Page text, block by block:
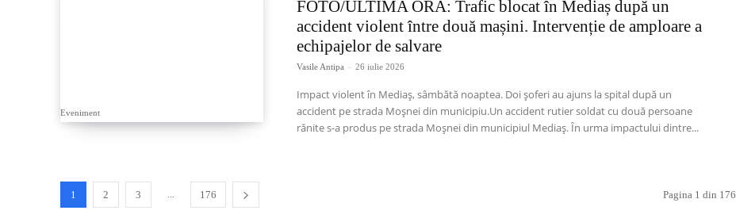
Eveniment
FOTO/ULTIMA ORĂ: Trafic blocat în Mediaș după un
accident violent între două mașini. Intervenție de amploare a
echipajelor de salvare
Vasile Antipa - 26 iulie 2026
Impact violent în Mediaș, sâmbătă noaptea. Doi șoferi au ajuns la spital după un
accident pe strada Moșnei din municipiu.Un accident rutier soldat cu două persoane
rănite s-a produs pe strada Moșnei din municipiul Mediaș. În urma impactului dintre...
1 2 3 176 Pagina 1 din 176